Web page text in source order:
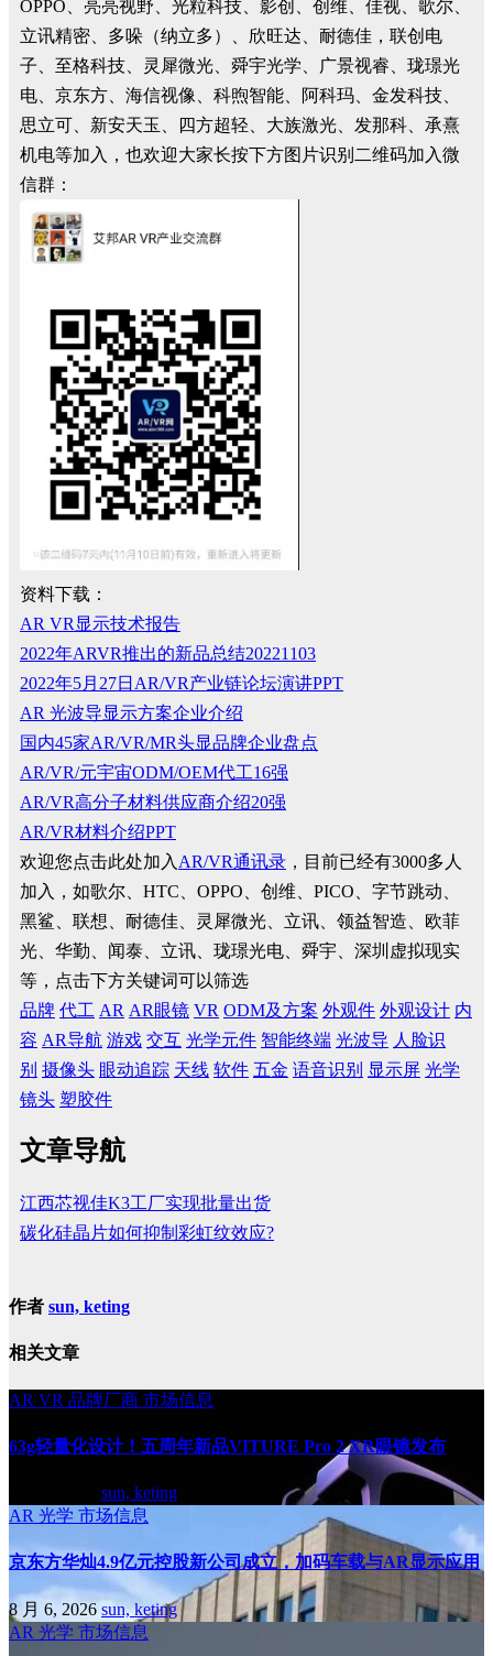
OPPO、亮亮视野、光粒科技、影创、创维、佳视、歌尔、
立讯精密、多哚（纳立多）、欣旺达、耐德佳，联创电
子、至格科技、灵犀微光、舜宇光学、广景视睿、珑璟光
电、京东方、海信视像、科煦智能、阿科玛、金发科技、
思立可、新安天玉、四方超轻、大族激光、发那科、承熹
机电等加入，也欢迎大家长按下方图片识别二维码加入微
信群：
资料下载：
AR VR显示技术报告
2022年ARVR推出的新品总结20221103
2022年5月27日AR/VR产业链论坛演讲PPT
AR 光波导显示方案企业介绍
国内45家AR/VR/MR头显品牌企业盘点
AR/VR/元宇宙ODM/OEM代工16强
AR/VR高分子材料供应商介绍20强
AR/VR材料介绍PPT
欢迎您点击此处加入 AR/VR通讯录 ，目前已经有3000多人
加入，如歌尔、HTC、OPPO、创维、PICO、字节跳动、
黑鲨、联想、耐德佳、灵犀微光、立讯、领益智造、欧菲
光、华勤、闻泰、立讯、珑璟光电、舜宇、深圳虚拟现实
等，点击下方关键词可以筛选
品牌 代工 AR AR眼镜 VR ODM及方案 外观件 外观设计 内
容 AR导航 游戏 交互 光学元件 智能终端 光波导 人脸识
别 摄像头 眼动追踪 天线 软件 五金 语音识别 显示屏 光学
镜头 塑胶件
文章导航
江西芯视佳K3工厂实现批量出货
碳化硅晶片如何抑制彩虹纹效应?
作者 sun, keting
相关文章
AR VR 品牌厂商 市场信息
63g轻量化设计！五周年新品VITURE Pro 2 XR眼镜发布
sun, keting
AR 光学 市场信息
京东方华灿4.9亿元控股新公司成立，加码车载与AR显示应用
8 月 6, 2026 sun, keting
AR 光学 市场信息